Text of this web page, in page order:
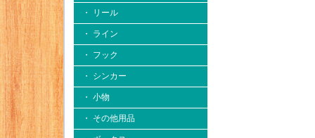
・ リール
・ ライン
・ フック
・ シンカー
・ 小物
・ その他用品